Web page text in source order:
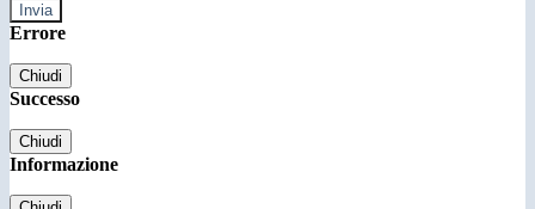
Errore
Chiudi
Successo
Chiudi
Informazione